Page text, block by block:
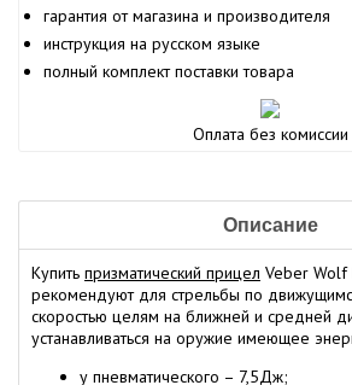
гарантия от магазина и производителя
инструкция на русском языке
полный комплект поставки товара
Оплата без комиссии
Описание
Купить призматический прицел Veber Wolf
рекомендуют для стрельбы по
скоростью целям на ближней и средней
устанавливаться на оружие имеющее
у пневматического – 7,5Дж;